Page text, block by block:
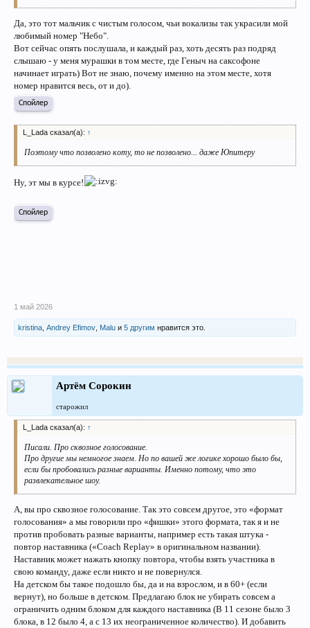
Да, это тот мальчик с чистым голосом, чьи вокализы так украсили мой
любимый номер "Небо".
Вот сейчас опять послушала, и каждый раз, хоть десять раз подряд
слышаю - у меня мурашки в том месте, где Геныч на саксофоне
начинает играть) Вот не знаю, почему именно на этом месте, хотя
номер нравится весь, от и до).
Спойлер
L_Lada сказал(а): ↑
Поэтому что позволено коту, то не позволено... даже Юпитеру
Ну, эт мы в курсе!
Спойлер
1 май 2026
kristina Andrey Efimov Malu и 5 другим нравится это.
Артём Сорокин
старожил
L_Lada сказал(а): ↑
Писали. Про сквозное голосование.
Про другие мы немногое знаем. Но по вашей же логике хорошо было бы,
если бы пробовались разные варианты. Именно потому, что это
развлекательное шоу.
А, вы про сквозное голосование. Так это совсем другое, это «формат
голосования» а мы говорили про «фишки» этого формата, так я и не
против пробовать разные варианты, например есть такая штука -
повтор наставника («Coach Replay» в оригинальном названии).
Наставник может нажать кнопку повтора, чтобы взять участника в
свою команду, даже если никто и не повернулся.
На детском бы такое подошло бы, да и на взрослом, и в 60+ (если
вернут), но больше в детском. Предлагаю блок не убирать совсем а
ограничить одним блоком для каждого наставника (В 11 сезоне было 3
блока, в 12 было 4, а с 13 их неограниченное количество). И добавить